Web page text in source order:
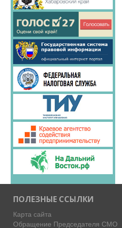
ПОЛЕЗНЫЕ ССЫЛКИ
Карта сайта
Обращение Председателя СМО